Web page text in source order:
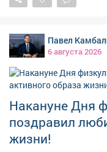
Павел
6 августа 2026
Накануне Дня
поздравил
жизни!